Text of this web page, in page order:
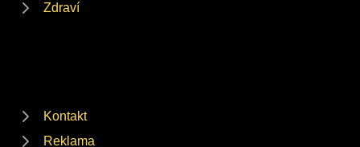
Zdraví
Kontakt
Reklama